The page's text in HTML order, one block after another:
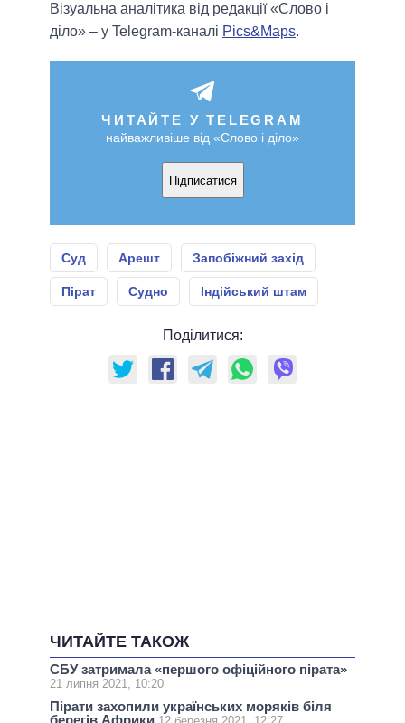
Візуальна аналітика від редакції «Слово і
діло» – у Telegram-каналі Pics&Maps.
ЧИТАЙТЕ У TELEGRAM
найважливіше від «Слово і діло»
Підписатися
Суд Арешт Запобіжний захід
Пірат Судно Індійський штам
Поділитися:
ЧИТАЙТЕ ТАКОЖ
СБУ затримала «першого офіційного пірата»
21 липня 2021, 10:20
Пірати захопили українських моряків біля